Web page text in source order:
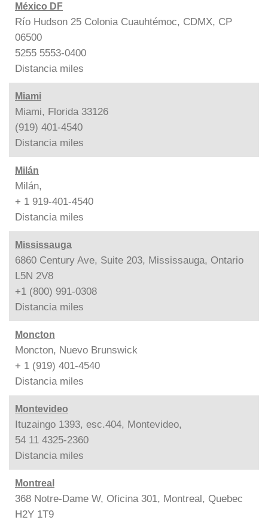
México DF
Río Hudson 25 Colonia Cuauhtémoc, CDMX, CP
06500
5255 5553-0400
Distancia miles
Miami
Miami, Florida 33126
(919) 401-4540
Distancia miles
Milán
Milán,
+ 1 919-401-4540
Distancia miles
Mississauga
6860 Century Ave, Suite 203, Mississauga, Ontario
L5N 2V8
+1 (800) 991-0308
Distancia miles
Moncton
Moncton, Nuevo Brunswick
+ 1 (919) 401-4540
Distancia miles
Montevideo
Ituzaingo 1393, esc.404, Montevideo,
54 11 4325-2360
Distancia miles
Montreal
368 Notre-Dame W, Oficina 301, Montreal, Quebec
H2Y 1T9